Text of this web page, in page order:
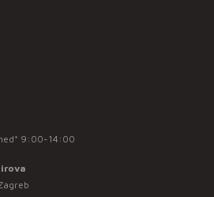
9:00-14:00